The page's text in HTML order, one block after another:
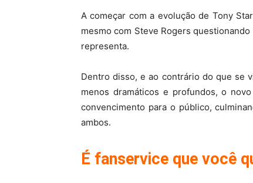
A começar com a evolução de Tony
mesmo com Steve Rogers
representa.
Dentro disso, e ao contrário do que se
menos dramáticos e profundos, o
convencimento para o público,
ambos.
É fanservice que você